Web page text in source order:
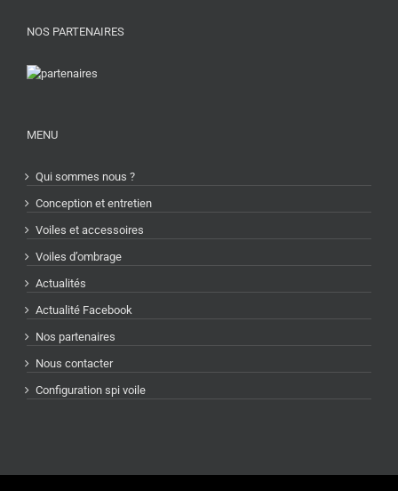
NOS PARTENAIRES
MENU
Qui sommes nous ?
Conception et entretien
Voiles et accessoires
Voiles d’ombrage
Actualités
Actualité Facebook
Nos partenaires
Nous contacter
Configuration spi voile